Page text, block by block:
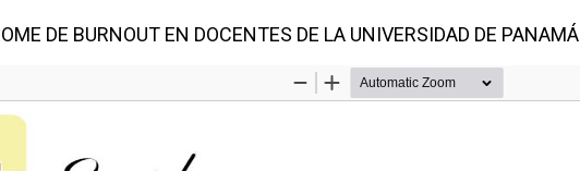
artículo
DE BURNOUT EN DOCENTES DE LA UNIVERSIDAD DE PANAMÁ